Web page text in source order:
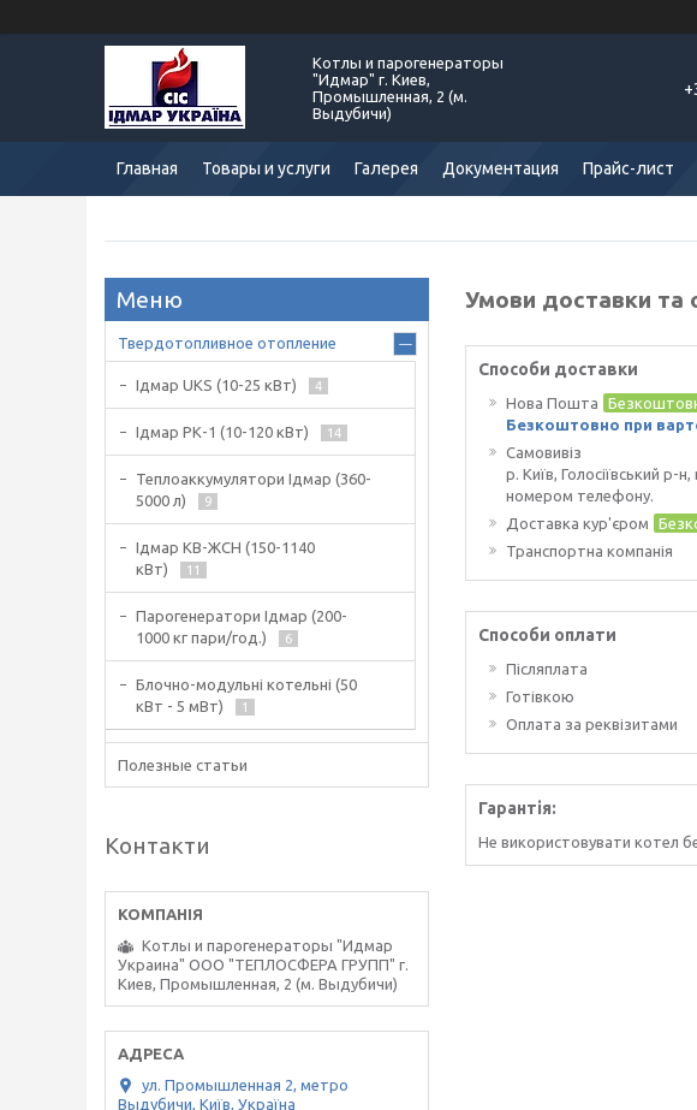
Котлы и парогенераторы
"Идмар" г. Киев,
Промышленная, 2 (м.
Выдубичи)
Главная Товары и услуги Галерея Документация Прайс-лист
Умови доставки та
Способи доставки
Нова Пошта
Безкоштовно при
Самовивіз
р. Київ, Голосіївський
номером телефону.
Доставка кур'єром
Транспортна компанія
Способи оплати
Післяплата
Готівкою
Оплата за реквізитами
Гарантія:
Не використовувати котел
Твердотопливное отопление
Ідмар UKS (10-25 кВт) 4
Ідмар РК-1 (10-120 кВт) 14
Теплоаккумулятори Ідмар (360-
5000 л)
9
Ідмар КВ-ЖСН (150-1140
кВт)
11
Парогенератори Ідмар (200-
1000 кг пари/год.)
6
Блочно-модульні котельні (50
кВт - 5 мВт)
1
Полезные статьи
Контакти
Котлы и парогенераторы "Идмар
Украина" ООО "ТЕПЛОСФЕРА ГРУПП" г.
Киев, Промышленная, 2 (м. Выдубичи)
ул. Промышленная 2, метро
Выдубичи, Київ, Україна